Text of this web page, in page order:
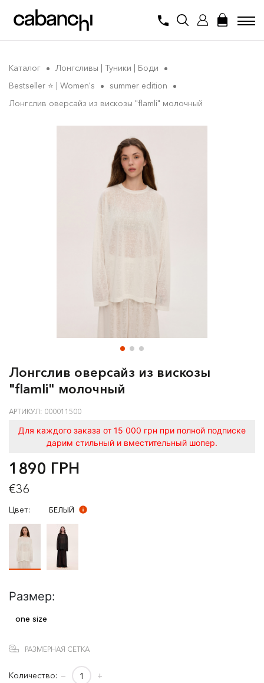
Каталог
Лонгсливы | Туники | Боди
Bestseller ⭐️ | Women's
summer edition
Лонгслив оверсайз из вискозы "flamli" молочный
Лонгслив оверсайз из вискозы
"flamli" молочный
АРТИКУЛ: 000011500
Для каждого заказа от 15 000 грн при полной подписке
дарим стильный и вместительный шопер.
1890 ГРН
€36
Цвет: БЕЛЫЙ
Размер:
one size
РАЗМЕРНАЯ СЕТКА
Количество: − +